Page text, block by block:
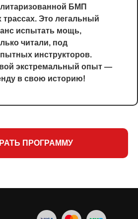
БМП
Это легальный
испытать мощь,
читали, под
инструкторов.
экстремальный опыт —
в свою историю!
ПРОГРАММУ